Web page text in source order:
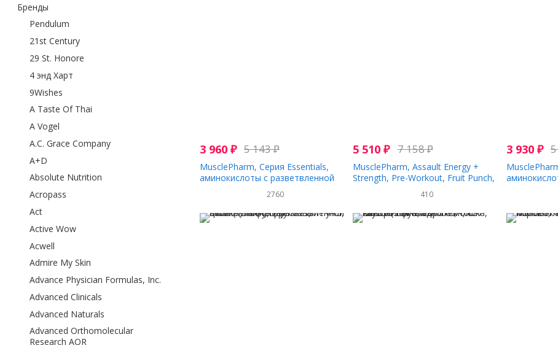
Бренды
Pendulum
21st Century
29 St. Honore
4 энд Харт
9Wishes
A Taste Of Thai
A Vogel
A.C. Grace Company
A+D
Absolute Nutrition
Acropass
Act
Active Wow
Acwell
Admire My Skin
Advance Physician Formulas, Inc.
Advanced Clinicals
Advanced Naturals
Advanced Orthomolecular
Research AOR
3 960 ₽ 5 143₽
MusclePharm, Серия Essentials,
аминокислоты с разветвленной
258 г (0,57 фунта)2760
5 510₽ 7 158₽
MusclePharm, Assault Energy +
Strength, Pre-Workout, Fruit Punch,
410
3 930 ₽